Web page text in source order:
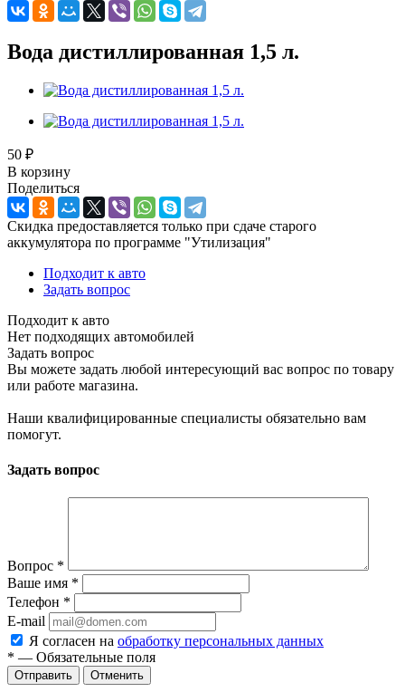
Вода дистиллированная 1,5 л.
50 ₽
В корзину
Поделиться
Скидка предоставляется только при сдаче старого
аккумулятора по программе "Утилизация"
Подходит к авто
Задать вопрос
Подходит к авто
Нет подходящих автомобилей
Задать вопрос
Вы можете задать любой интересующий вас вопрос по товару
или работе магазина.
Наши квалифицированные специалисты обязательно вам
помогут.
Задать вопрос
Вопрос *
Ваше имя *
Телефон *
E-mail
Я согласен на обработку персональных данных
* — Обязательные поля
Отменить